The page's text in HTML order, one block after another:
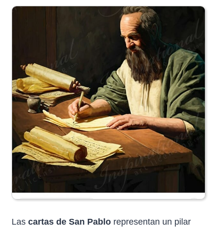
Las cartas de San Pablo representan un pilar